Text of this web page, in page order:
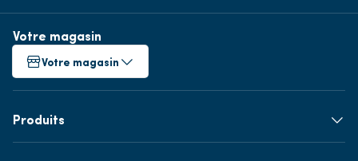
Votre magasin
Votre magasin
Produits